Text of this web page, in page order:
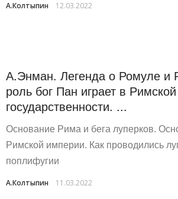
А.Колтыпин 12.03.2022
А.Энман. Легенда о Ромуле и
роль бог Пан играет в Римской
государственности. ...
Основание Рима и бега луперков.
Римской империи. Как проводились
поплифугии
А.Колтыпин 11.03.2022